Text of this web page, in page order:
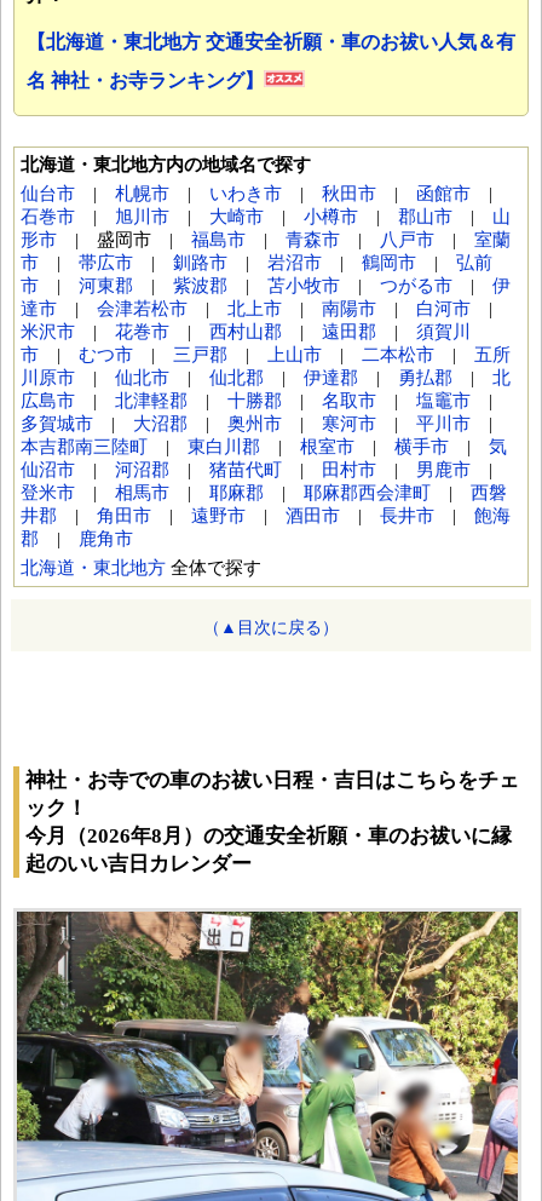
【北海道・東北地方 交通安全祈願・車のお祓い人気＆有
名 神社・お寺ランキング】
北海道・東北地方内の地域名で探す
仙台市 | 札幌市 | いわき市 | 秋田市 | 函館市 |
石巻市 | 旭川市 | 大崎市 | 小樽市 | 郡山市 | 山
形市 | 盛岡市 | 福島市 | 青森市 | 八戸市 | 室蘭
市 | 帯広市 | 釧路市 | 岩沼市 | 鶴岡市 | 弘前
市 | 河東郡 | 紫波郡 | 苫小牧市 | つがる市 | 伊
達市 | 会津若松市 | 北上市 | 南陽市 | 白河市 |
米沢市 | 花巻市 | 西村山郡 | 遠田郡 | 須賀川
市 | むつ市 | 三戸郡 | 上山市 | 二本松市 | 五所
川原市 | 仙北市 | 仙北郡 | 伊達郡 | 勇払郡 | 北
広島市 | 北津軽郡 | 十勝郡 | 名取市 | 塩竈市 |
多賀城市 | 大沼郡 | 奥州市 | 寒河市 | 平川市 |
本吉郡南三陸町 | 東白川郡 | 根室市 | 横手市 | 気
仙沼市 | 河沼郡 | 猪苗代町 | 田村市 | 男鹿市 |
登米市 | 相馬市 | 耶麻郡 | 耶麻郡西会津町 | 西磐
井郡 | 角田市 | 遠野市 | 酒田市 | 長井市 | 飽海
郡 |
鹿角市
北海道・東北地方 全体で探す
（▲目次に戻る）
神社・お寺での車のお祓い日程・吉日はこちらをチェ
ック！
今月（2026年8月）の交通安全祈願・車のお祓いに縁
起のいい吉日カレンダー